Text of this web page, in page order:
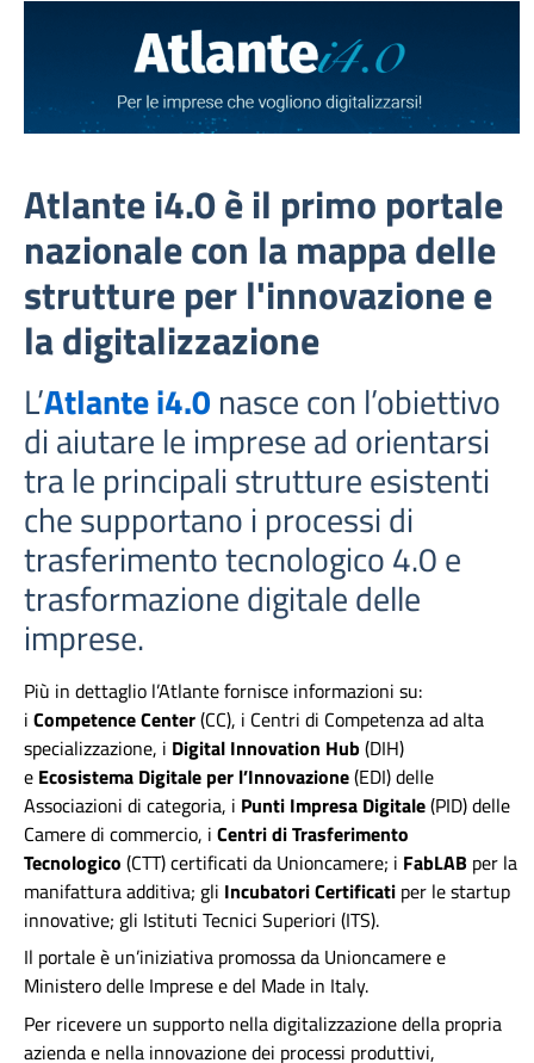
Atlante i4.0 è il primo portale
nazionale con la mappa delle
strutture per l'innovazione e
la digitalizzazione
L’Atlante i4.0 nasce con l’obiettivo
di aiutare le imprese ad orientarsi
tra le principali strutture esistenti
che supportano i processi di
trasferimento tecnologico 4.0 e
trasformazione digitale delle
imprese.
Più in dettaglio l’Atlante fornisce informazioni su:
i Competence Center(CC), i Centri di Competenza ad alta
specializzazione, i Digital Innovation Hub (DIH)
e Ecosistema Digitale per l’Innovazione(EDI) delle
Associazioni di categoria, i Punti Impresa Digitale(PID) delle
Camere di commercio, i Centri di Trasferimento
Tecnologico (CTT) certificati da Unioncamere; i FabLAB per la
manifattura additiva; gli Incubatori Certificati per le startup
innovative; gli Istituti Tecnici Superiori (ITS).
Il portale è un’iniziativa promossa da Unioncamere e
Ministero delle Imprese e del Made in Italy.
Per ricevere un supporto nella digitalizzazione della propria
azienda e nella innovazione dei processi produttivi,